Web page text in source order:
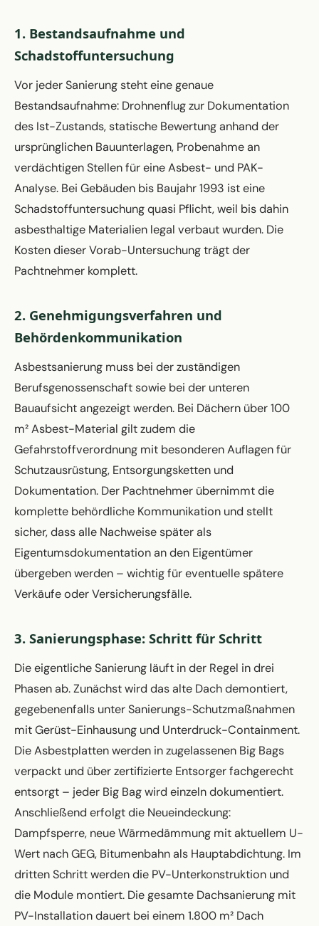
1. Bestandsaufnahme und
Schadstoffuntersuchung
Vor jeder Sanierung steht eine genaue
Bestandsaufnahme: Drohnenflug zur Dokumentation
des Ist-Zustands, statische Bewertung anhand der
ursprünglichen Bauunterlagen, Probenahme an
verdächtigen Stellen für eine Asbest- und PAK-
Analyse. Bei Gebäuden bis Baujahr 1993 ist eine
Schadstoffuntersuchung quasi Pflicht, weil bis dahin
asbesthaltige Materialien legal verbaut wurden. Die
Kosten dieser Vorab-Untersuchung trägt der
Pachtnehmer komplett.
2. Genehmigungsverfahren und
Behördenkommunikation
Asbestsanierung muss bei der zuständigen
Berufsgenossenschaft sowie bei der unteren
Bauaufsicht angezeigt werden. Bei Dächern über 100
m² Asbest-Material gilt zudem die
Gefahrstoffverordnung mit besonderen Auflagen für
Schutzausrüstung, Entsorgungsketten und
Dokumentation. Der Pachtnehmer übernimmt die
komplette behördliche Kommunikation und stellt
sicher, dass alle Nachweise später als
Eigentumsdokumentation an den Eigentümer
übergeben werden – wichtig für eventuelle spätere
Verkäufe oder Versicherungsfälle.
3. Sanierungsphase: Schritt für Schritt
Die eigentliche Sanierung läuft in der Regel in drei
Phasen ab. Zunächst wird das alte Dach demontiert,
gegebenenfalls unter Sanierungs-Schutzmaßnahmen
mit Gerüst-Einhausung und Unterdruck-Containment.
Die Asbestplatten werden in zugelassenen Big Bags
verpackt und über zertifizierte Entsorger fachgerecht
entsorgt – jeder Big Bag wird einzeln dokumentiert.
Anschließend erfolgt die Neueindeckung:
Dampfsperre, neue Wärmedämmung mit aktuellem U-
Wert nach GEG, Bitumenbahn als Hauptabdichtung. Im
dritten Schritt werden die PV-Unterkonstruktion und
die Module montiert. Die gesamte Dachsanierung mit
PV-Installation dauert bei einem 1.800 m² Dach